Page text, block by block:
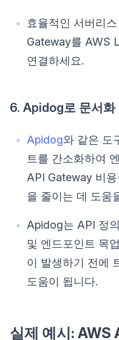
효율적인 서버리
Gateway를 AWS
연결하세요.
6. Apidog로 문서화
Apidog와 같은 도
트를 간소화하여
API Gateway 비
을 줄이는 데 도움
Apidog는 API 정
및 엔드포인트 목
이 발생하기 전에
도움이 됩니다.
실제 예시: AWS